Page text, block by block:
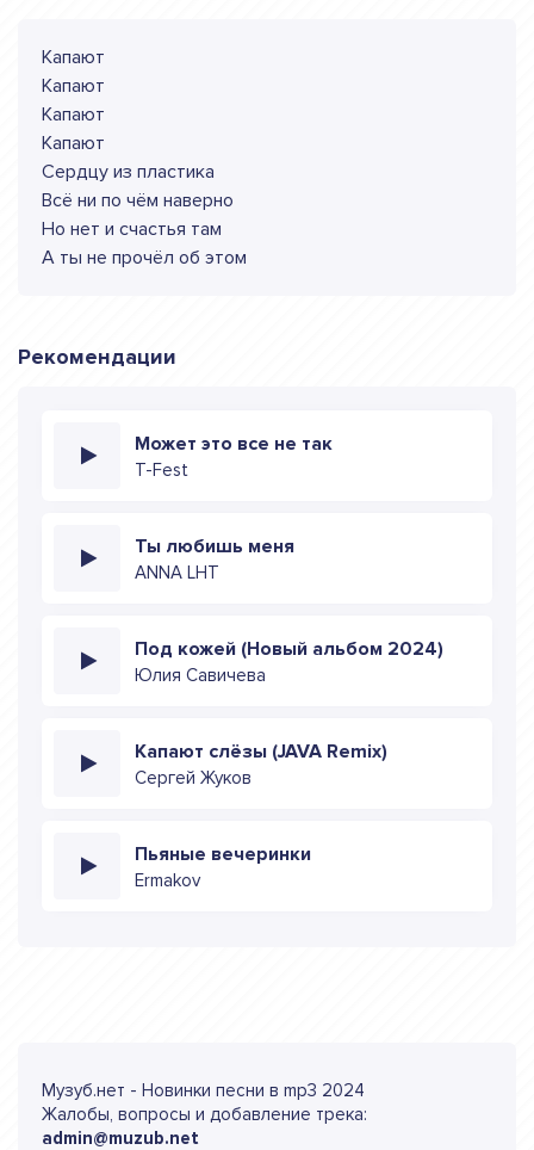
Капают
Капают
Капают
Капают
Сердцу из пластика
Всё ни по чём наверно
Но нет и счастья там
А ты не прочёл об этом
Рекомендации
Может это все не так
T-Fest
Ты любишь меня
ANNA LHT
Под кожей (Новый альбом 2024)
Юлия Савичева
Капают слёзы (JAVA Remix)
Сергей Жуков
Пьяные вечеринки
Ermakov
Музуб.нет - Новинки песни в mp3 2024
Жалобы, вопросы и добавление трека:
admin@muzub.net